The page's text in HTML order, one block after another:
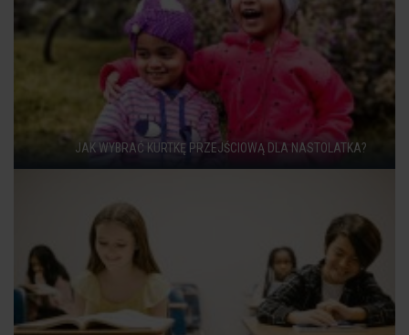
JAK WYBRAĆ KURTKĘ PRZEJŚCIOWĄ DLA NASTOLATKA?